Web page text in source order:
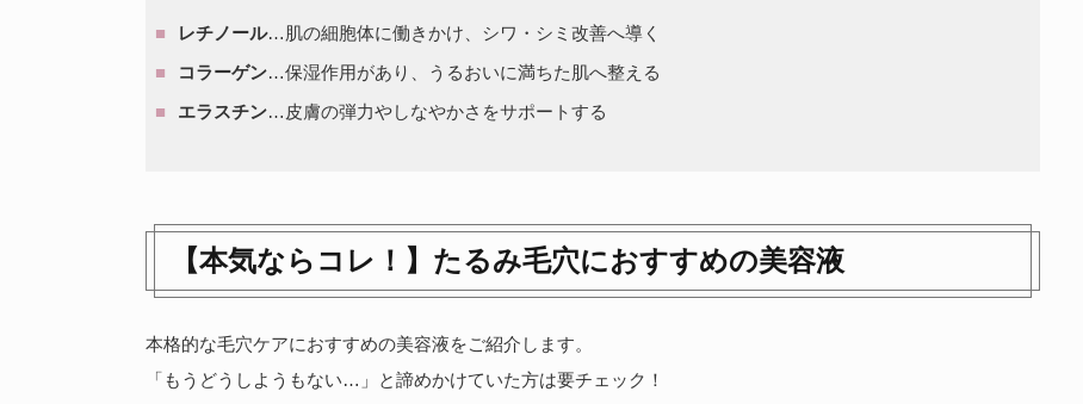
レチノール…肌の細胞体に働きかけ、シワ・シミ改善へ導く
コラーゲン…保湿作用があり、うるおいに満ちた肌へ整える
エラスチン…皮膚の弾力やしなやかさをサポートする
【本気ならコレ！】たるみ毛穴におすすめの美容液
本格的な毛穴ケアにおすすめの美容液をご紹介します。
「もうどうしようもない…」と諦めかけていた方は要チェック！